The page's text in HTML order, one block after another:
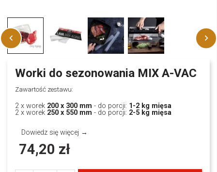
Worki do sezonowania MIX A-VAC
Zawartość zestawu:
2 x worek 200 x 300 mm - do porcji: 1-2 kg mięsa
2 x worek 250 x 550 mm - do porcji: 2-5 kg mięsa
Dowiedz się więcej →
74,20 zł